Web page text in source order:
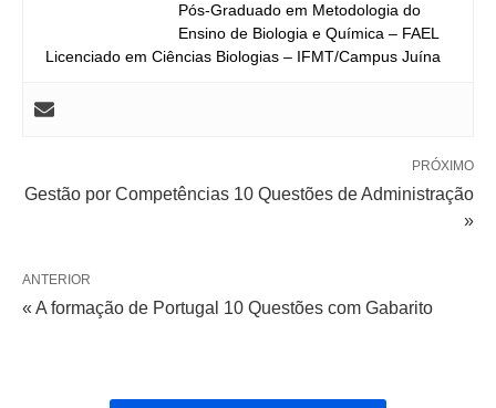
Pós-Graduado em Metodologia do
Ensino de Biologia e Química – FAEL
Licenciado em Ciências Biologias – IFMT/Campus Juína
PRÓXIMO
Gestão por Competências 10 Questões de Administração
»
ANTERIOR
« A formação de Portugal 10 Questões com Gabarito